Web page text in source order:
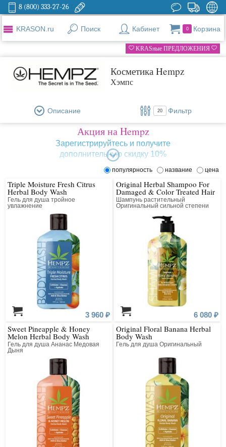
8 (800) 333-27-26
KRASON.ru Поиск Кабинет 0 Корзина
KRASные ПРЕДЛОЖЕНИЯ
Косметика Hempz
Хэмпс
Описание 20 Фильтр
Акция на Hempz
Зарегистрируйтесь и получите
дополнительную скидку 10%
Hempz – это компания, которая выпускает профессиональную косметику
на основе природных масел и растительных компонентов. Основной
принцип компании – натуральность и эффективность используемого
сырья. Вся продукция бренда состоит из природных ингредиентов и
делает кожу и волосы более здоровыми и красивыми.
История бренда началась в 2000 году с двух лосьонов для загара, а
сейчас это целый комплекс SPA-средств для волос, лица и тела.
Основной компонент косметики Hempz – это экологически чистое масло
и экстракт семян конопли, которые содержат целый спектр полезных
аминокислот, витаминов и микроэлементов, необходимых для
образования белков и кератина.
Косметические средства марки Hempz содержат уникальные формулы
без сульфатов, парабенов и глютена, состоят из ингредиентов
растительного происхождения, 100 % веган, имеют биоразлагаемую
Создавать натуральную косметику, которая помогает делать кожу и
волосы здоровыми и по-настоящему красивыми – вот главная миссия
популярность название цена
Triple Moisture Fresh Citrus
Herbal Body Wash
Гель для душа тройное
увлажнение
3 960 ₽
Original Herbal Shampoo For
Damaged & Color Treated Hair
Шампунь растительный
Оригинальный сильной степени
6 080 ₽
Sweet Pineapple & Honey
Melon Herbal Body Wash
Гель для душа Ананас Медовая
Дыня
Original Floral Banana Herbal
Body Wash
Гель для душа Оригинальный